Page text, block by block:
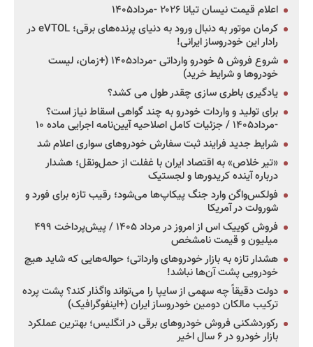
اعلام قیمت نیسان تیانا ۲۰۲۶ -مرداد۱۴۰۵
کرمان موتور به دنبال ورود به دنیای پرنده‌های برقی؛ eVTOL در
رادار این خودروساز ایرانی!
شروع فروش ۵ خودرو وارداتی -مرداد۱۴۰۵ (+زمان، لیست
خودروها و شرایط خرید)
یادگیری باطری سازی چقدر طول می کشد؟
برای تولید و واردات خودرو به چند گواهی اسقاط نیاز است؟
-مرداد۱۴۰۵ / جزئیات کامل اصلاحیه آیین‌نامه اجرایی ماده ۱۰
شرایط جدید فرایند ثبت سفارش خودروهای سواری اعلام شد
«تیر خلاص» به اقتصاد ایران با غفلت از حمل‌ونقل؛ هشدار
درباره آینده کریدورها و لجستیک
فولکس‌واگن وارد جنگ پیکاپ‌ها می‌شود؛ رقیب تازه برای فورد و
شورولت در آمریکا
فروش کوییک اس از امروز در مرداد ۱۴۰۵ / پیش‌پرداخت ۴۹۹
میلیون و قیمت نامشخص
هشدار تازه به بازار خودروهای وارداتی؛ حواله‌هایی که شاید هیچ
خودرویی پشت آن‌ها نباشد!
دولت دقیقاً چه سهمی از سایپا را می‌تواند واگذار کند؟ پشت پرده
ترکیب مالکان دومین خودروساز ایران (+اینفوگرافیک)
رکوردشکنی فروش خودروهای برقی در انگلیس؛ بهترین عملکرد
بازار خودرو در ۶ سال اخیر